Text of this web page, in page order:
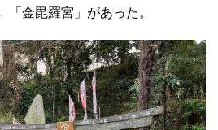
「金毘羅宮」があった。